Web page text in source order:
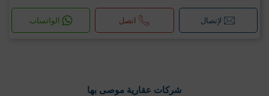
لإتصال اتصل الواتساب
شركات عقارية موصى بها